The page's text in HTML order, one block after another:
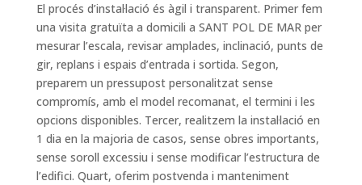
El procés d’instal·lació és àgil i transparent. Primer fem
una visita gratuïta a domicili a SANT POL DE MAR per
mesurar l’escala, revisar amplades, inclinació, punts de
gir, replans i espais d’entrada i sortida. Segon,
preparem un pressupost personalitzat sense
compromís, amb el model recomanat, el termini i les
opcions disponibles. Tercer, realitzem la instal·lació en
1 dia en la majoria de casos, sense obres importants,
sense soroll excessiu i sense modificar l’estructura de
l’edifici. Quart, oferim postvenda i manteniment